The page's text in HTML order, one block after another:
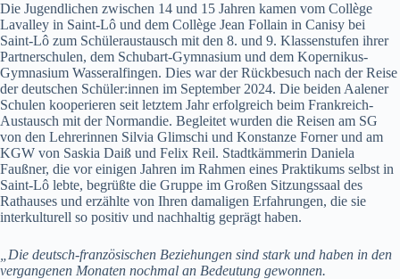
Die Jugendlichen zwischen 14 und 15 Jahren kamen vom Collège
Lavalley in Saint-Lô und dem Collège Jean Follain in Canisy bei
Saint-Lô zum Schüleraustausch mit den 8. und 9. Klassenstufen ihrer
Partnerschulen, dem Schubart-Gymnasium und dem Kopernikus-
Gymnasium Wasseralfingen. Dies war der Rückbesuch nach der Reise
der deutschen Schüler:innen im September 2024. Die beiden Aalener
Schulen kooperieren seit letztem Jahr erfolgreich beim Frankreich-
Austausch mit der Normandie. Begleitet wurden die Reisen am SG
von den Lehrerinnen Silvia Glimschi und Konstanze Forner und am
KGW von Saskia Daiß und Felix Reil. Stadtkämmerin Daniela
Faußner, die vor einigen Jahren im Rahmen eines Praktikums selbst in
Saint-Lô lebte, begrüßte die Gruppe im Großen Sitzungssaal des
Rathauses und erzählte von Ihren damaligen Erfahrungen, die sie
interkulturell so positiv und nachhaltig geprägt haben.
„Die deutsch-französischen Beziehungen sind stark und haben in den
vergangenen Monaten nochmal an Bedeutung gewonnen.